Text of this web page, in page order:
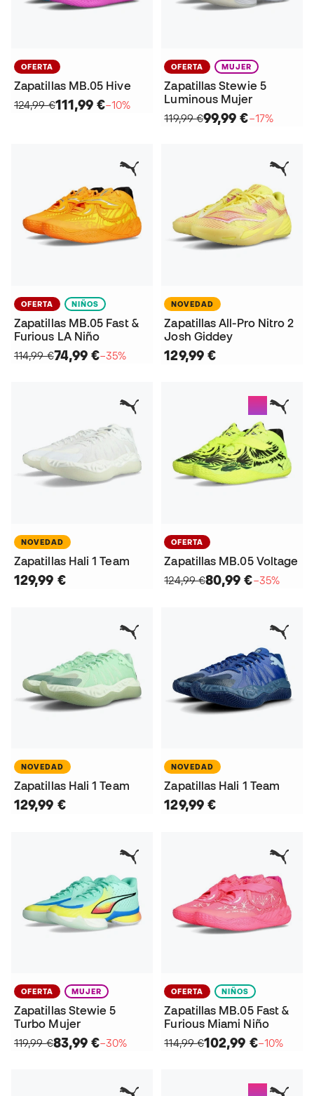
OFERTA
Zapatillas MB.05 Hive
124,99 €111,99 €−10%
OFERTA MUJER
Zapatillas Stewie 5
Luminous Mujer
119,99 €99,99 €−17%
OFERTA NIÑOS
Zapatillas MB.05 Fast &
Furious LA Niño
114,99 €74,99 €−35%
NOVEDAD
Zapatillas All-Pro Nitro 2
Josh Giddey
129,99 €
NOVEDAD
Zapatillas Hali 1 Team
129,99 €
OFERTA
Zapatillas MB.05 Voltage
124,99 €80,99 €−35%
NOVEDAD
Zapatillas Hali 1 Team
129,99 €
NOVEDAD
Zapatillas Hali 1 Team
129,99 €
OFERTA MUJER
Zapatillas Stewie 5
Turbo Mujer
119,99 €83,99 €−30%
OFERTA NIÑOS
Zapatillas MB.05 Fast &
Furious Miami Niño
114,99 €102,99 €−10%